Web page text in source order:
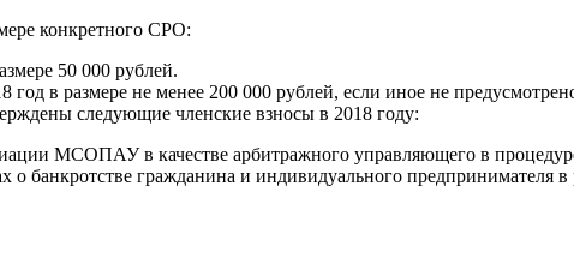
конкретного СРО:
50 000 рублей.
размере не менее 200 000 рублей, если иное не
следующие членские взносы в 2018 году:
МСОПАУ в качестве арбитражного управляющего в
о банкротстве гражданина и индивидуального предпринимателя